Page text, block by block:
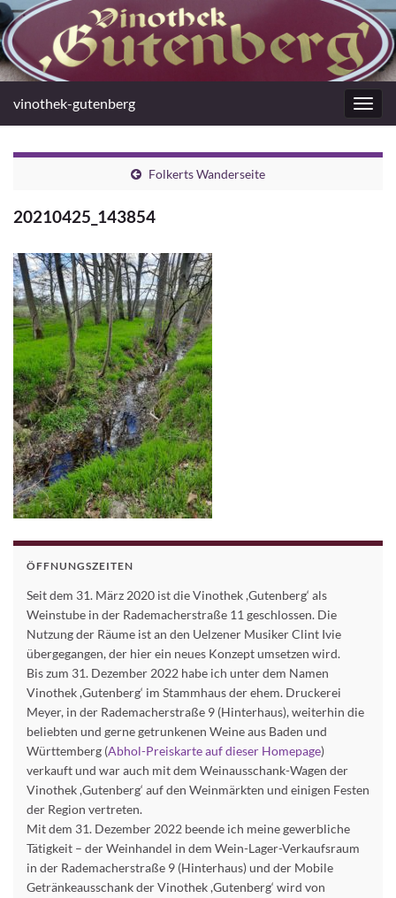
vinothek-gutenberg
Folkerts Wanderseite
20210425_143854
ÖFFNUNGSZEITEN
Seit dem 31. März 2020 ist die Vinothek ,Gutenberg‘ als
Weinstube in der Rademacherstraße 11 geschlossen. Die
Nutzung der Räume ist an den Uelzener Musiker Clint Ivie
übergegangen, der hier ein neues Konzept umsetzen wird.
Bis zum 31. Dezember 2022 habe ich unter dem Namen
Vinothek ,Gutenberg‘ im Stammhaus der ehem. Druckerei
Meyer, in der Rademacherstraße 9 (Hinterhaus), weiterhin die
beliebten und gerne getrunkenen Weine aus Baden und
Württemberg (Abhol-Preiskarte auf dieser Homepage)
verkauft und war auch mit dem Weinausschank-Wagen der
Vinothek ,Gutenberg‘ auf den Weinmärkten und einigen Festen
der Region vertreten.
Mit dem 31. Dezember 2022 beende ich meine gewerbliche
Tätigkeit – der Weinhandel in dem Wein-Lager-Verkaufsraum
in der Rademacherstraße 9 (Hinterhaus) und der Mobile
Getränkeausschank der Vinothek ,Gutenberg‘ wird von